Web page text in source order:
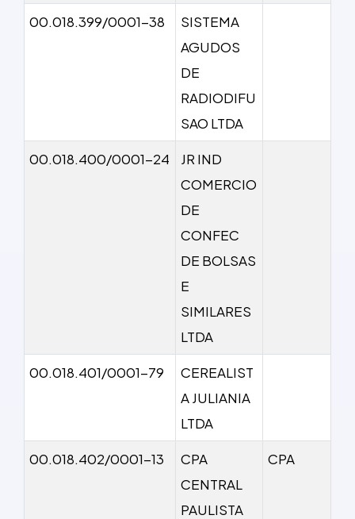
00.018.399/0001-38
SISTEMA
AGUDOS
DE
RADIODIFU
SAO LTDA
00.018.400/0001-24
JR IND
COMERCIO
DE
CONFEC
DE BOLSAS
E
SIMILARES
LTDA
00.018.401/0001-79
CEREALIST
A JULIANIA
LTDA
00.018.402/0001-13
CPA
CENTRAL
PAULISTA
CPA